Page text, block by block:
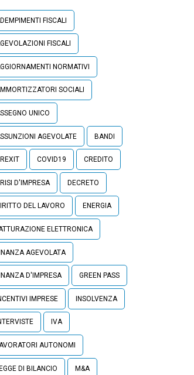
FISCALI
FISCALI
NORMATIVI
SOCIALI
UNICO
AGEVOLATE BANDI
COVID19 CREDITO
D'IMPRESA DECRETO
DEL LAVORO ENERGIA
ELETTRONICA
AGEVOLATA
D'IMPRESA GREEN PASS
IMPRESE INSOLVENZA
IVA
AUTONOMI
DI BILANCIO M&A